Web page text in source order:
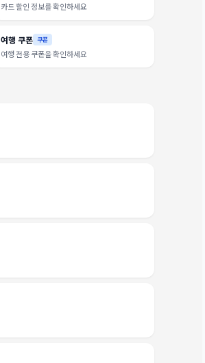
카드 할인 정보를 확인하세요
여행 쿠폰 쿠폰
여행 전용 쿠폰을 확인하세요